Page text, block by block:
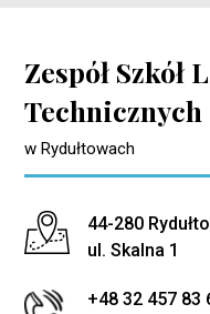
Zespół Szkół
Technicznych
w Rydułtowach
Adres
44-280
ul. Skalna 1
+48 32 457 83